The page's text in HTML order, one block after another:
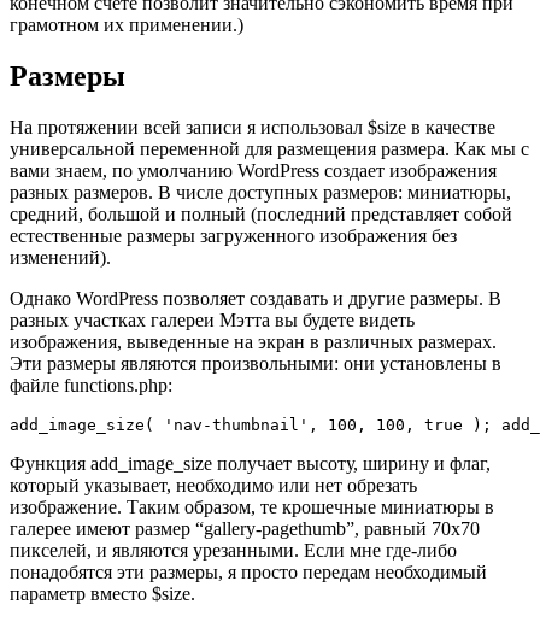
грамотном их применении.)
Размеры
На протяжении всей записи я использовал $size в качестве
универсальной переменной для размещения размера. Как мы с
вами знаем, по умолчанию WordPress создает изображения
разных размеров. В числе доступных размеров: миниатюры,
средний, большой и полный (последний представляет собой
естественные размеры загруженного изображения без
изменений).
Однако WordPress позволяет создавать и другие размеры. В
разных участках галереи Мэтта вы будете видеть
изображения, выведенные на экран в различных размерах.
Эти размеры являются произвольными: они установлены в
файле functions.php:
add_image_size( 'nav-thumbnail', 100, 100, true );
Функция add_image_size получает высоту, ширину и флаг,
который указывает, необходимо или нет обрезать
изображение. Таким образом, те крошечные миниатюры в
галерее имеют размер “gallery-pagethumb”, равный 70х70
пикселей, и являются урезанными. Если мне где-либо
понадобятся эти размеры, я просто передам необходимый
параметр вместо $size.